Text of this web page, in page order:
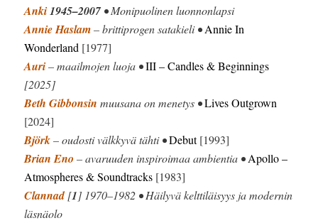
Anki1945–2007• Monipuolinen luonnonlapsi
Annie Haslam– brittiprogen satakieli •Annie In
Wonderland [1977]
Auri– maailmojen luoja •III – Candles & Beginnings
[2025]
Beth Gibbonsin muusana on menetys •Lives Outgrown
[2024]
Björk– oudosti välkkyvä tähti •Debut[1993]
Brian Eno – avaruuden inspiroimaa ambientia •Apollo –
Atmospheres & Soundtracks [1983]
Clannad[1] 1970–1982 • Häilyvä kelttiläisyys ja modernin
läsnäolo